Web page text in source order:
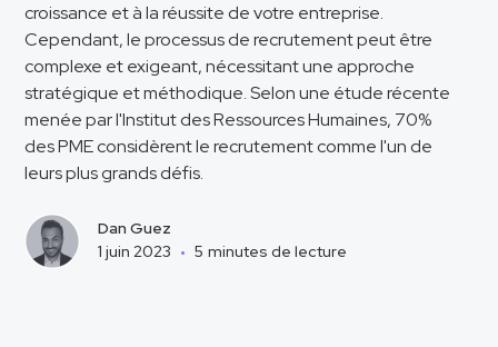
croissance et à la réussite de votre entreprise.
Cependant, le processus de recrutement peut être
complexe et exigeant, nécessitant une approche
stratégique et méthodique. Selon une étude récente
menée par l'Institut des Ressources Humaines, 70%
des PME considèrent le recrutement comme l'un de
leurs plus grands défis.
Dan Guez
1 juin 2023 • 5 minutes de lecture